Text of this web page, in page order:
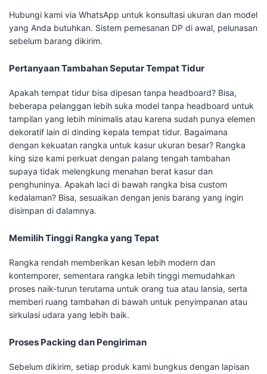
Hubungi kami via WhatsApp untuk konsultasi ukuran dan model
yang Anda butuhkan. Sistem pemesanan DP di awal, pelunasan
sebelum barang dikirim.
Pertanyaan Tambahan Seputar Tempat Tidur
Apakah tempat tidur bisa dipesan tanpa headboard? Bisa,
beberapa pelanggan lebih suka model tanpa headboard untuk
tampilan yang lebih minimalis atau karena sudah punya elemen
dekoratif lain di dinding kepala tempat tidur. Bagaimana
dengan kekuatan rangka untuk kasur ukuran besar? Rangka
king size kami perkuat dengan palang tengah tambahan
supaya tidak melengkung menahan berat kasur dan
penghuninya. Apakah laci di bawah rangka bisa custom
kedalaman? Bisa, sesuaikan dengan jenis barang yang ingin
disimpan di dalamnya.
Memilih Tinggi Rangka yang Tepat
Rangka rendah memberikan kesan lebih modern dan
kontemporer, sementara rangka lebih tinggi memudahkan
proses naik-turun terutama untuk orang tua atau lansia, serta
memberi ruang tambahan di bawah untuk penyimpanan atau
sirkulasi udara yang lebih baik.
Proses Packing dan Pengiriman
Sebelum dikirim, setiap produk kami bungkus dengan lapisan